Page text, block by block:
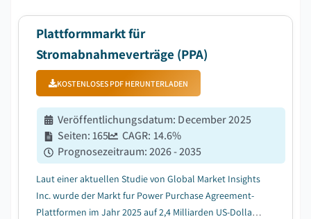
Plattformmarkt für
Stromabnahmeverträge (PPA)
KOSTENLOSES PDF HERUNTERLADEN
Veröffentlichungsdatum: December 2025
Seiten:165 CAGR: 14.6%
Prognosezeitraum:2026 - 2035
Laut einer aktuellen Studie von Global Market Insights
Inc. wurde der Markt fur Power Purchase Agreement-
Plattformen im Jahr 2025 auf 2,4 Milliarden US-Dollar